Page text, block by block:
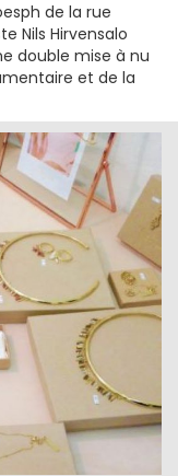
de la rue
Nils Hirvensalo
double mise à nu
et de la